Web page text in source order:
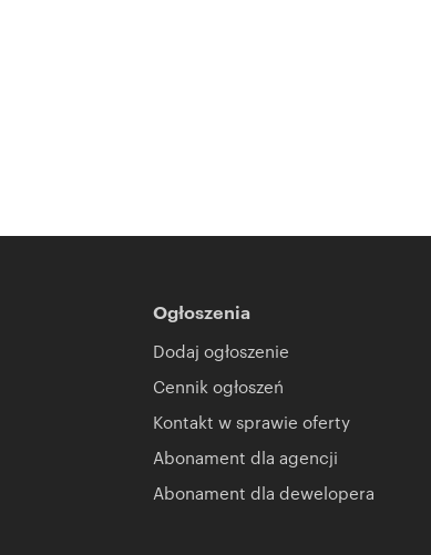
Ogłoszenia
Dodaj ogłoszenie
Cennik ogłoszeń
Kontakt w sprawie oferty
Abonament dla agencji
Abonament dla dewelopera